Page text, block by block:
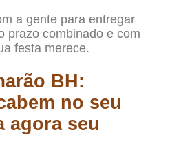
a gente para entregar
prazo combinado e com
festa merece.
BH:
no seu
agora seu